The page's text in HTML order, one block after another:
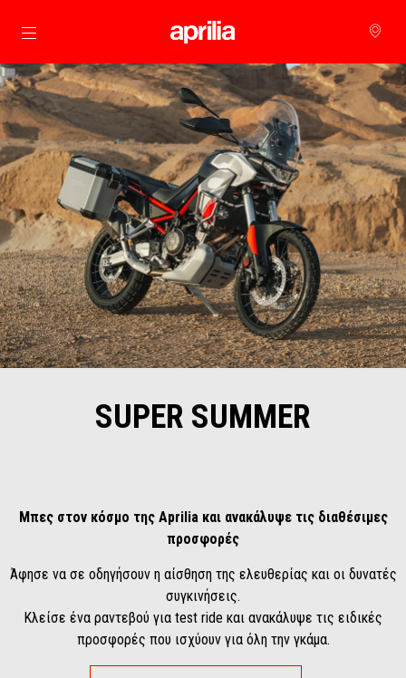
Μετάβαση στο κυρίως περιεχόμενο
SUPER SUMMER
Μπες στον κόσμο της Aprilia και ανακάλυψε τις διαθέσιμες
προσφορές
Άφησε να σε οδηγήσουν η αίσθηση της ελευθερίας και οι δυνατές
συγκινήσεις.
Κλείσε ένα ραντεβού για test ride και ανακάλυψε τις ειδικές
προσφορές που ισχύουν για όλη την γκάμα.